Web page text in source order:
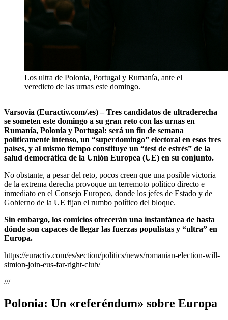
Los ultra de Polonia, Portugal y Rumanía, ante el
veredicto de las urnas este domingo.
Varsovia (Euractiv.com/.es) – Tres candidatos de ultraderecha
se someten este domingo a su gran reto con las urnas en
Rumanía, Polonia y Portugal: será un fin de semana
políticamente intenso, un “superdomingo” electoral en esos tres
países, y al mismo tiempo constituye un “test de estrés” de la
salud democrática de la Unión Europea (UE) en su conjunto.
No obstante, a pesar del reto, pocos creen que una posible victoria
de la extrema derecha provoque un terremoto político directo e
inmediato en el Consejo Europeo, donde los jefes de Estado y de
Gobierno de la UE fijan el rumbo político del bloque.
Sin embargo, los comicios ofrecerán una instantánea de hasta
dónde son capaces de llegar las fuerzas populistas y “ultra” en
Europa.
https://euractiv.com/es/section/politics/news/romanian-election-will-
simion-join-eus-far-right-club/
///
Polonia: Un «referéndum» sobre Europa